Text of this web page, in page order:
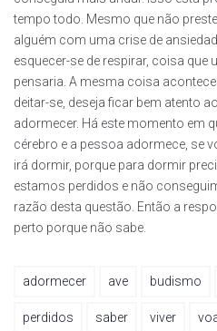
tempo todo. Mesmo que não
alguém com uma crise de
esquecer-se de respirar, coisa que
pensaria. A mesma coisa
deitar-se, deseja ficar bem atento
adormecer. Há este momento em
cérebro e a pessoa adormece, se
irá dormir, porque para dormir
estamos perdidos e não
razão desta questão. Então a
perto porque não sabe.
adormecer ave budismo
perdidos saber viver